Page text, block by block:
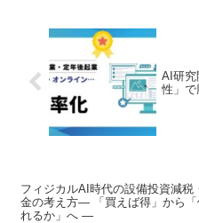
AI研
性」
フィジカルAI時代の設備投資減税
金の考え方― 「買えば得」から「
れるか」へ ―